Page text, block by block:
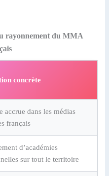
rayonnement du MMA
concrète
accrue dans les médias
français
d’académies
sur tout le territoire